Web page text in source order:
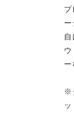
ー
※